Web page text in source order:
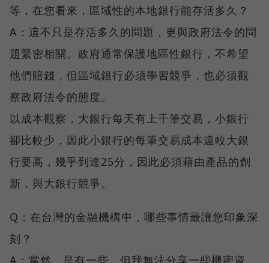
等，在您看來，區域性的本地銀行能存活多久？
A：這不只是存活多久的問題，更與政府法令的問
題緊密相關。政府通常保護地區性銀行，不希望
他們賠錢，但區域銀行必須學習競爭，也必須觀
察政府法令的態度。
以成本觀察，大銀行每天有上千筆交易，小銀行
卻比較少，因此小銀行的每筆交易成本遠較大銀
行要高，幾乎到達25分，因此必須藉由產品的創
新，與大銀行競爭。
Q：在台灣的金融機構中，哪些事情最讓您印象深
刻？
A：當然，是有一些，但我無法分享一些機密資